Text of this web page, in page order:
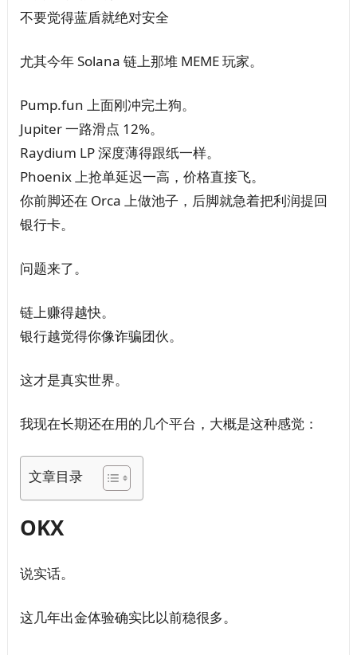
不要觉得蓝盾就绝对安全
尤其今年 Solana 链上那堆 MEME 玩家。
Pump.fun 上面刚冲完土狗。
Jupiter 一路滑点 12%。
Raydium LP 深度薄得跟纸一样。
Phoenix 上抢单延迟一高，价格直接飞。
你前脚还在 Orca 上做池子，后脚就急着把利润提回
银行卡。
问题来了。
链上赚得越快。
银行越觉得你像诈骗团伙。
这才是真实世界。
我现在长期还在用的几个平台，大概是这种感觉：
文章目录
OKX
说实话。
这几年出金体验确实比以前稳很多。